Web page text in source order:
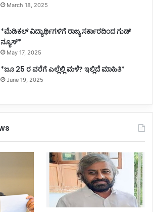
March 18, 2025
*ಮೆಡಿಕಲ್ ವಿದ್ಯಾರ್ಥಿಗಳಿಗೆ ರಾಜ್ಯ ಸರ್ಕಾರದಿಂದ ಗುಡ್
ನ್ಯೂಸ್*
May 17, 2025
*ಜೂ 25 ರ ವರೆಗೆ ಎಲ್ಲೆಲ್ಲಿ ಮಳೆ? ಇಲ್ಲಿದೆ ಮಾಹಿತಿ*
June 19, 2025